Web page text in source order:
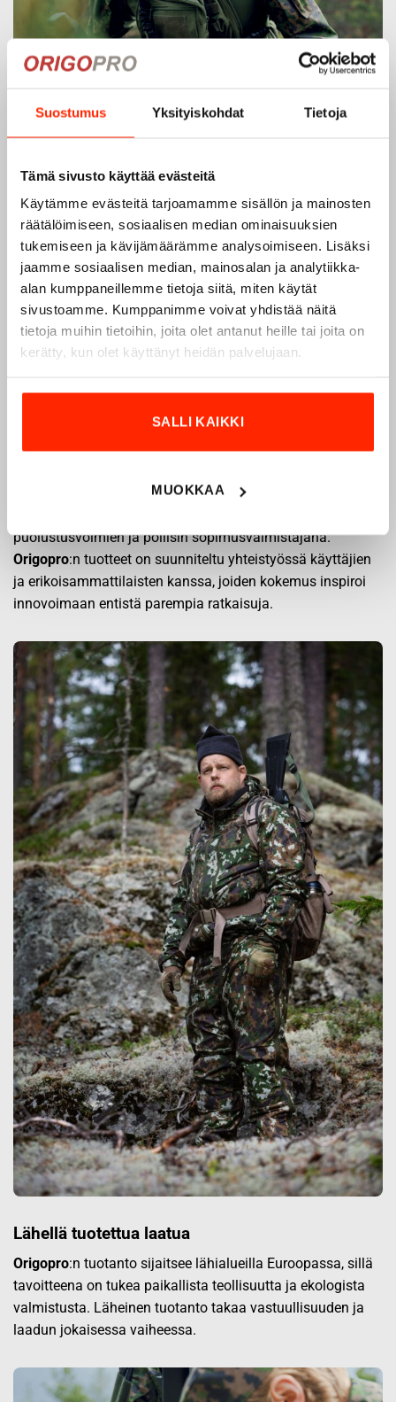
Suostumus Yksityiskohdat Tietoja
Tämä sivusto käyttää evästeitä
Käytämme evästeitä tarjoamamme sisällön ja mainosten
räätälöimiseen, sosiaalisen median ominaisuuksien
tukemiseen ja kävijämäärämme analysoimiseen. Lisäksi
jaamme sosiaalisen median, mainosalan ja analytiikka-
alan kumppaneillemme tietoja siitä, miten käytät
sivustoamme. Kumppanimme voivat yhdistää näitä
tietoja muihin tietoihin, joita olet antanut heille tai joita on
kerätty, kun olet käyttänyt heidän palvelujaan.
SALLI KAIKKI
MUOKKAA
Origopro – Suomalainen laatumerkki vuodesta
Origoproon suomalainen turvallisuus- ja
Origoprovalmistaa laadukkaita vaatteita,
puolustusvoimien ja poliisin sopimusvalmistajana.
Origopro:n tuotteet on suunniteltu yhteistyössä käyttäjien
ja erikoisammattilaisten kanssa, joiden kokemus inspiroi
innovoimaan entistä parempia ratkaisuja.
Lähellä tuotettua laatua
Origopro:n tuotanto sijaitsee lähialueilla Euroopassa, sillä
tavoitteena on tukea paikallista teollisuutta ja ekologista
valmistusta. Läheinen tuotanto takaa vastuullisuuden ja
laadun jokaisessa vaiheessa.